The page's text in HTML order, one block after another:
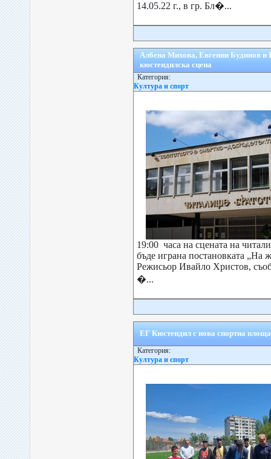
14.05.22 г., в гр. Бл�...
Албена Михова, Евгении Будинов
кюстендилска сцена
Категория:
Култура и спорт
19:00 часа на сцената на
бъде играна постановката „На
Режисьор Ивайло Христов,
�...
ЕГ Кюстендил с нова спортна
Категория:
Култура и спорт